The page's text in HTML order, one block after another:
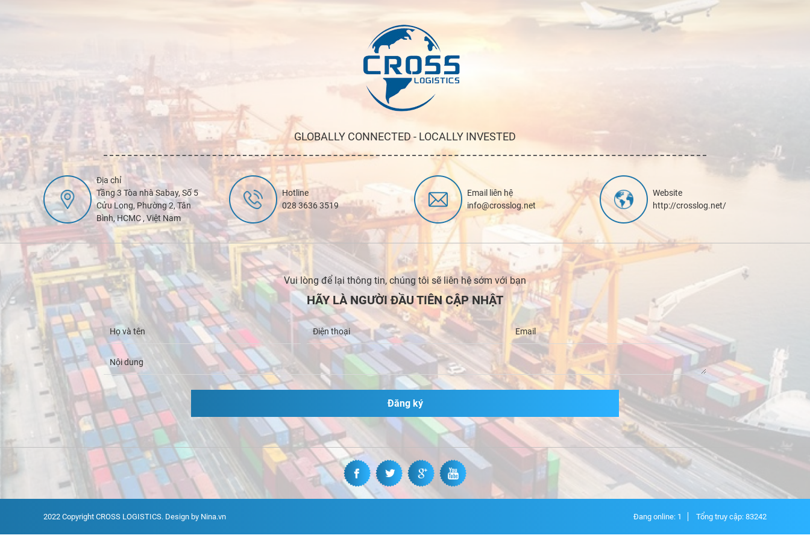
GLOBALLY CONNECTED - LOCALLY INVESTED
Địa chỉ
Tầng 3 Tòa nhà Sabay, Số 5
Cửu Long, Phường 2, Tân
Bình, HCMC , Việt Nam
Hotline
028 3636 3519
Email liên hệ
info@crosslog.net
Website
http://crosslog.net/
Vui lòng để lại thông tin, chúng tôi sẽ liên hệ sớm với bạn
HÃY LÀ NGƯỜI ĐẦU TIÊN CẬP NHẬT
2022 Copyright CROSS LOGISTICS. Design by Nina.vn Đang online: 1 Tổng truy cập: 83242